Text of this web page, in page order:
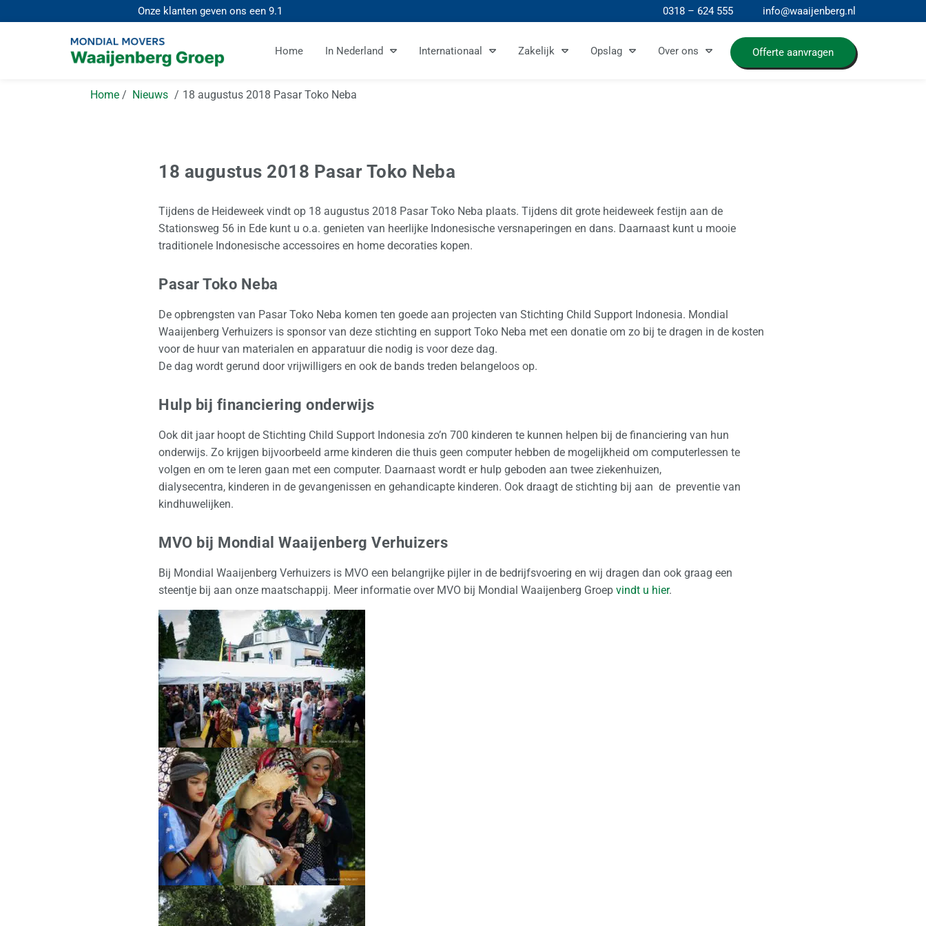
Onze klanten geven ons een9.1 0318 – 624 555 info@waaijenberg.nl
Home In Nederland Internationaal Zakelijk Opslag Over ons Offerte aanvragen
Home Nieuws 18 augustus 2018 Pasar Toko Neba
18 augustus 2018 Pasar Toko Neba
Tijdens de Heideweek vindt op 18 augustus 2018 Pasar Toko Neba plaats. Tijdens dit grote heideweek festijn aan de
Stationsweg 56 in Ede kunt u o.a. genieten van heerlijke Indonesische versnaperingen en dans. Daarnaast kunt u mooie
traditionele Indonesische accessoires en home decoraties kopen.
Pasar Toko Neba
De opbrengsten van Pasar Toko Neba komen ten goede aan projecten van Stichting Child Support Indonesia. Mondial
Waaijenberg Verhuizers is sponsor van deze stichting en support Toko Neba met een donatie om zo bij te dragen in de kosten
voor de huur van materialen en apparatuur die nodig is voor deze dag.
De dag wordt gerund door vrijwilligers en ook de bands treden belangeloos op.
Hulp bij financiering onderwijs
Ook dit jaar hoopt de Stichting Child Support Indonesia zo’n 700 kinderen te kunnen helpen bij de financiering van hun
onderwijs. Zo krijgen bijvoorbeeld arme kinderen die thuis geen computer hebben de mogelijkheid om computerlessen te
volgen en om te leren gaan met een computer. Daarnaast wordt er hulp geboden aan twee ziekenhuizen,
dialysecentra, kinderen in de gevangenissen en gehandicapte kinderen. Ook draagt de stichting bij aan de preventie van
kindhuwelijken.
MVO bij Mondial Waaijenberg Verhuizers
Bij Mondial Waaijenberg Verhuizers is MVO een belangrijke pijler in de bedrijfsvoering en wij dragen dan ook graag een
steentje bij aan onze maatschappij. Meer informatie over MVO bij Mondial Waaijenberg Groep vindt u hier.